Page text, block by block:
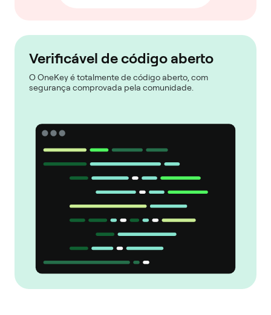
Verificável de código aberto
O OneKey é totalmente de código aberto, com
segurança comprovada pela comunidade.